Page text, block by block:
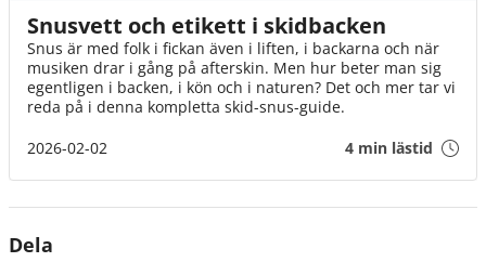
Snusvett och etikett i skidbacken
Snus är med folk i fickan även i liften, i backarna och när
musiken drar i gång på afterskin. Men hur beter man sig
egentligen i backen, i kön och i naturen? Det och mer tar vi
reda på i denna kompletta skid-snus-guide.
2026-02-02
4 min lästid
Dela